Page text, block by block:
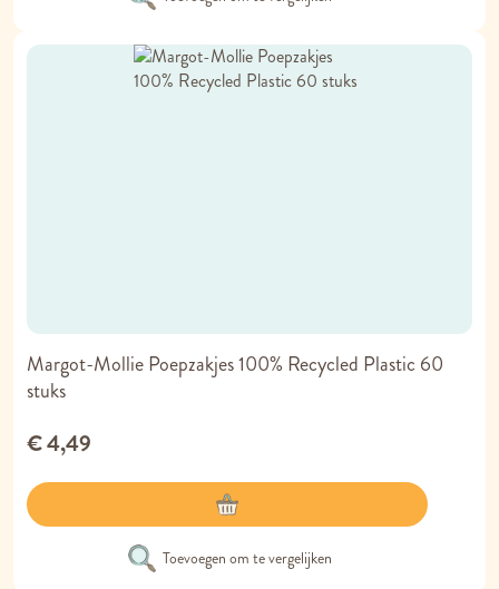
Margot-Mollie Poepzakjes 100% Recycled Plastic 60
stuks
€ 4,49
Toevoegen om te vergelijken